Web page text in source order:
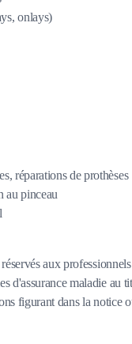
onlays)
réparations de prothèses
au pinceau
aux professionnels
d'assurance maladie au
figurant dans la notice